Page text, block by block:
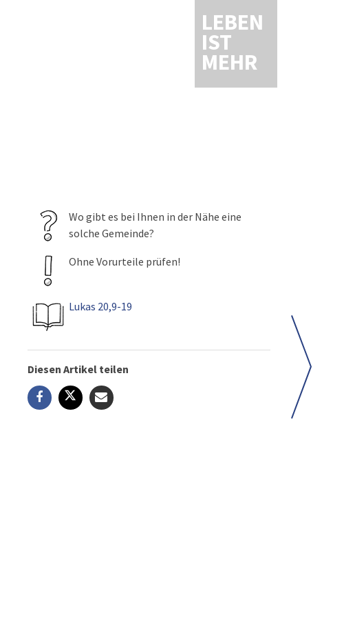
LEBEN
IST
MEHR
Wo gibt es bei Ihnen in der Nähe eine
solche Gemeinde?
Ohne Vorurteile prüfen!
Lukas 20,9-19
Diesen Artikel teilen